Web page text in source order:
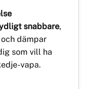
snabbare,
dämpar
som vill ha
vapa.